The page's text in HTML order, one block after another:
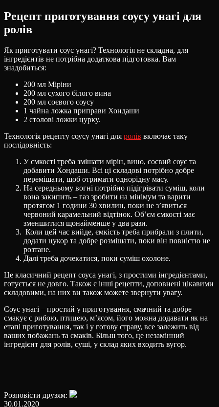
Рецепт приготування соусу унагі для
ролів
Як приготувати соус унагі? Технологія не складна, для
інгредієнтів не потрібна додаткова підготовка. Вам
знадобиться:
200 мл Міріни
200 мл сухого білого вина
200 мл соєвого соусу
1 чайна ложка приправи Хондаши
2 столові ложки цурку.
Технологія рецепту соусу унагі для ролів включає таку
послідовність:
У ємкості треба змішати мірін, вино, соєвий соус та
добавити Хондаши. Всі ці складові потрібно добре
перемішати, щоб отримати однорідну масу.
На середньому вогні потрібно підігрівати суміш, коли
вона закипить – газ зробити на мінімум та варити
протягом 1 години 30 хвилин, поки не з’явиться
червоний карамельний відтінок. Об’єм ємкості має
зменшитися щонайменше у два рази.
Коли цей час вийде, ємкість треба прибрали з плити,
додати цукор та добре розмішати, поки він повністю не
розтане.
Далі треба дочекатися, поки суміш охолоне.
Це класичний рецепт соуса унагі, з простими інгредієнтами,
готується не довго. Також є інші рецепти, доповнені цікавими
складовими, на них ви також можете звернути увагу.
Соус унагі – простий у приготування, смачний та добре
смакує с рибою, птицею, м’ясом, його можна додавати як на
етапі приготування, так і у готову страву, все залежить від
ваших побажань та смаків. Більш того, це незамінний
інгредієнт для ролів, суші, у склад яких входить вугор.
Розповісти друзям:
30.01.2020